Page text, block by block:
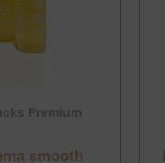
Premium
smooth